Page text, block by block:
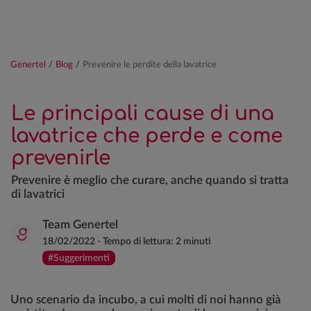
Genertel / Blog / Prevenire le perdite della lavatrice
Le principali cause di una
lavatrice che perde e come
prevenirle
Prevenire è meglio che curare, anche quando si tratta
di lavatrici
Team Genertel
#Suggerimenti
18/02/2022 - Tempo di lettura: 2 minuti
Uno scenario da incubo, a cui molti di noi hanno già